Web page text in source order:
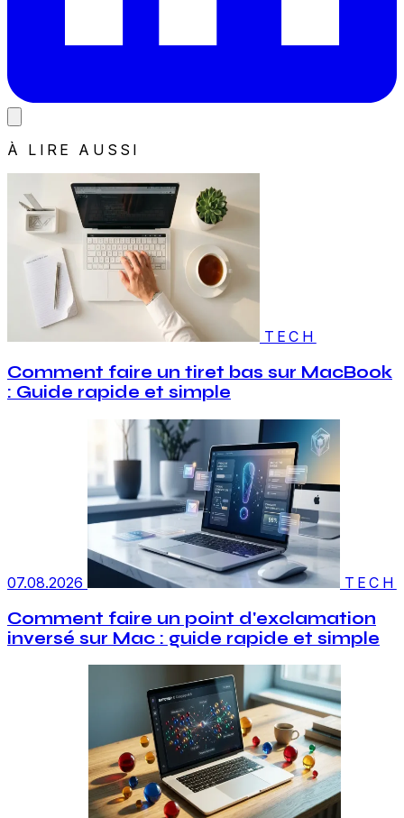
À LIRE AUSSI
TECH
Comment faire un tiret bas sur MacBook
: Guide rapide et simple
07.08.2026 TECH
Comment faire un point d'exclamation
inversé sur Mac : guide rapide et simple